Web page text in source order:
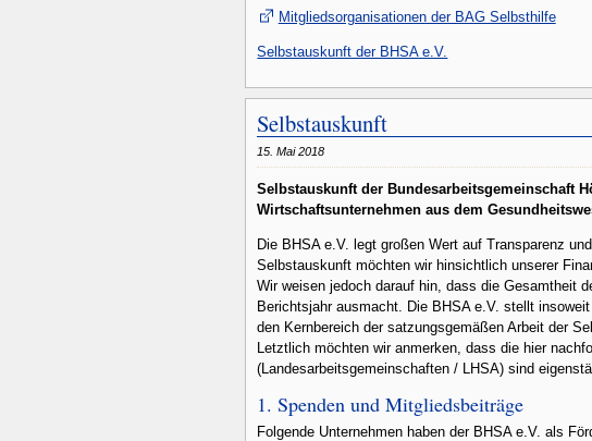
Mitgliedsorganisationen der BAG Selbsthilfe
Selbstauskunft der BHSA e.V.
Selbstauskunft
15. Mai 2018
Selbstauskunft der Bundesarbeitsgemeinschaft
Wirtschaftsunternehmen aus dem
Die BHSA e.V. legt großen Wert auf Transparenz
Selbstauskunft möchten wir hinsichtlich unserer
Wir weisen jedoch darauf hin, dass die Gesamtheit
Berichtsjahr ausmacht. Die BHSA e.V. stellt
den Kernbereich der satzungsgemäßen Arbeit der
Letztlich möchten wir anmerken, dass die hier
(Landesarbeitsgemeinschaften / LHSA) sind
1. Spenden und Mitgliedsbeiträge
Folgende Unternehmen haben der BHSA e.V. als